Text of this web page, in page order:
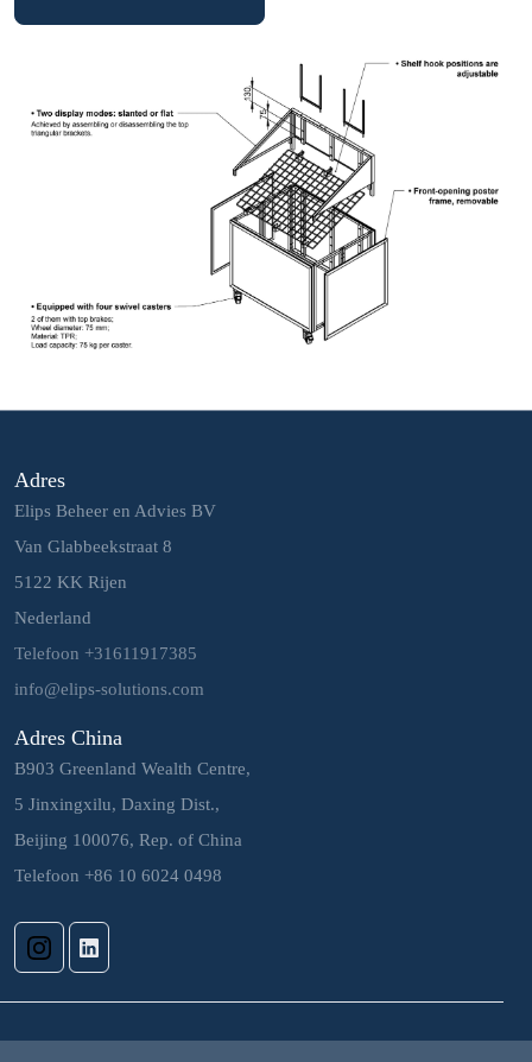
Adres
Elips Beheer en Advies BV
Van Glabbeekstraat 8
5122 KK Rijen
Nederland
Telefoon +31611917385
info@elips-solutions.com
Adres China
B903 Greenland Wealth Centre,
5 Jinxingxilu, Daxing Dist.,
Beijing 100076, Rep. of China
Telefoon +86 10 6024 0498